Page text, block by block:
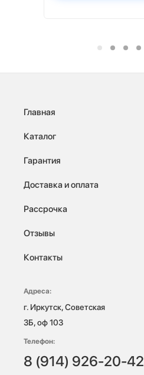
Главная
Каталог
Гарантия
Доставка и оплата
Рассрочка
Отзывы
Контакты
Адреса:
г. Иркутск, Советская
3Б, оф 103
Телефон:
8 (914) 926-20-42